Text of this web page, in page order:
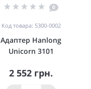
0
Код товара: 5300-0002
Адаптер Hanlong
Unicorn 3101
2 552 грн.